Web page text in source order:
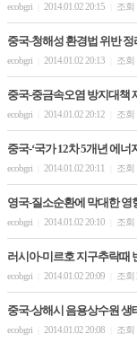
ecobgri 2014.01.02 20:15 조회
중국-청해성 환경법 위반 정
ecobgri 2014.01.02 20:13 조회
중국-중금속오염 방지대책
ecobgri 2014.01.02 20:12 조회
중국-‘국가 12차 5개년 에너
ecobgri 2014.01.02 20:11 조회
영국-질소순환에 막대한 영
ecobgri 2014.01.02 20:10 조회
러시아-미르호 지구추락때
ecobgri 2014.01.02 20:09 조회
중국-상해시 음용상수원 생
ecobgri 2014.01.02 20:08 조회